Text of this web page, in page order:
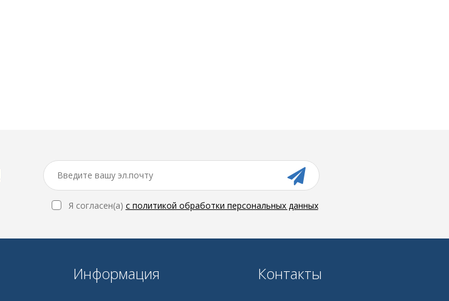
Я согласен(a) с политикой обработки персональных данных
Информация Контакты